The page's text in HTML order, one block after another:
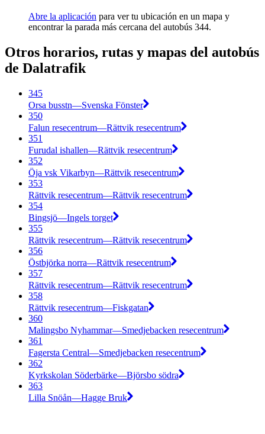
Abre la aplicación para ver tu ubicación en un mapa y
encontrar la parada más cercana del autobús 344.
Otros horarios, rutas y mapas del autobús
de Dalatrafik
345
Orsa busstn—Svenska Fönster
350
Falun resecentrum—Rättvik resecentrum
351
Furudal ishallen—Rättvik resecentrum
352
Öja vsk Vikarbyn—Rättvik resecentrum
353
Rättvik resecentrum—Rättvik resecentrum
354
Bingsjö—Ingels torget
355
Rättvik resecentrum—Rättvik resecentrum
356
Östbjörka norra—Rättvik resecentrum
357
Rättvik resecentrum—Rättvik resecentrum
358
Rättvik resecentrum—Fiskgatan
360
Malingsbo Nyhammar—Smedjebacken resecentrum
361
Fagersta Central—Smedjebacken resecentrum
362
Kyrkskolan Söderbärke—Björsbo södra
363
Lilla Snöån—Hagge Bruk